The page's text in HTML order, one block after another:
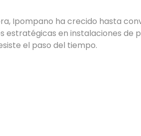
Ipompano ha crecido hasta
estratégicas en instalaciones
el paso del tiempo.